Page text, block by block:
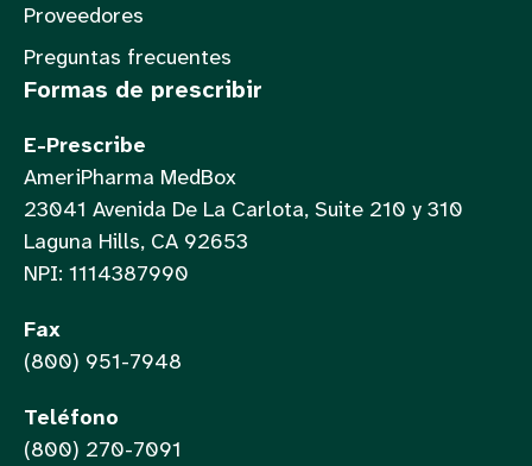
Proveedores
Preguntas frecuentes
Formas de prescribir
E-Prescribe
AmeriPharma MedBox
23041 Avenida De La Carlota, Suite 210 y 310
Laguna Hills, CA 92653
NPI: 1114387990
Fax
(800) 951-7948
Teléfono
(800) 270-7091